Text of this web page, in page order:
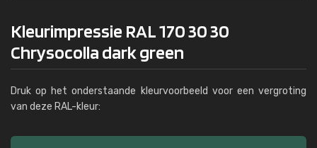
Kleurimpressie RAL 170 30 30
Chrysocolla dark green
Druk op het onderstaande kleurvoorbeeld voor een vergroting
van deze RAL-kleur: